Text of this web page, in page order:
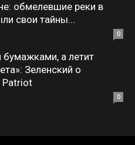
обмелевшие реки в
свои тайны...
0
а летит
Зеленский о
Patriot
0